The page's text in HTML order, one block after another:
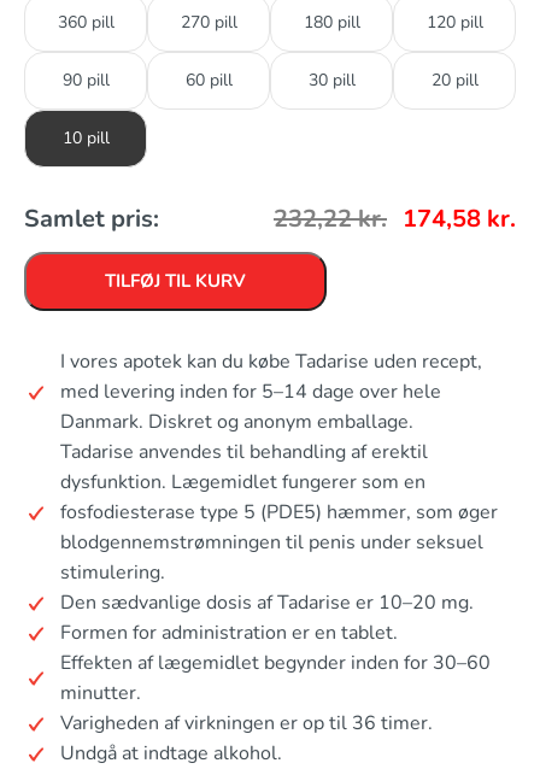
360 pill 270 pill 180 pill 120 pill
90 pill 60 pill 30 pill 20 pill
10 pill
Samlet pris: 232,22kr. 174,58 kr.
TILFØJ TIL KURV
I vores apotek kan du købe Tadarise uden recept,
med levering inden for 5–14 dage over hele
Danmark. Diskret og anonym emballage.
Tadarise anvendes til behandling af erektil
dysfunktion. Lægemidlet fungerer som en
fosfodiesterase type 5 (PDE5) hæmmer, som øger
blodgennemstrømningen til penis under seksuel
stimulering.
Den sædvanlige dosis af Tadarise er 10–20 mg.
Formen for administration er en tablet.
Effekten af ​​lægemidlet begynder inden for 30–60
minutter.
Varigheden af virkningen er op til 36 timer.
Undgå at indtage alkohol.